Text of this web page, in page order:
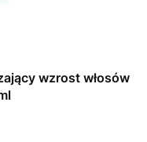
wzrost włosów